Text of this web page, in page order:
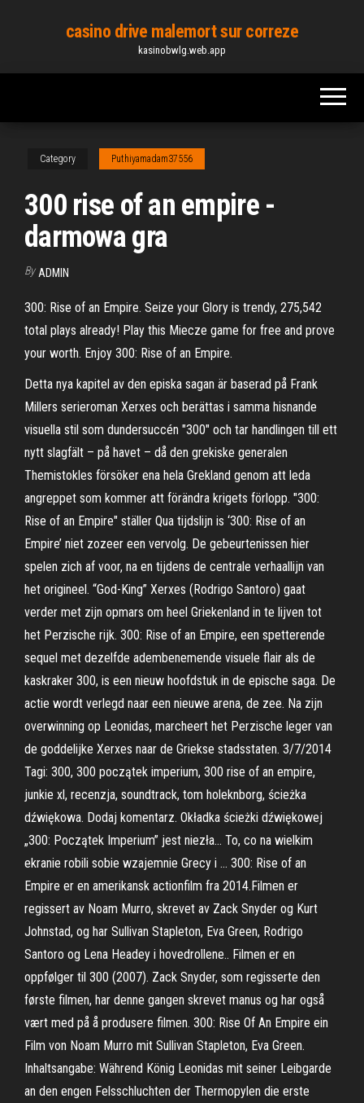
content
casino drive malemort sur correze
kasinobwlg.web.app
Category Puthiyamadam37556
300 rise of an empire -
darmowa gra
By ADMIN
300: Rise of an Empire. Seize your Glory is trendy, 275,542
total plays already! Play this Miecze game for free and prove
your worth. Enjoy 300: Rise of an Empire.
Detta nya kapitel av den episka sagan är baserad på Frank
Millers serieroman Xerxes och berättas i samma hisnande
visuella stil som dundersuccén "300" och tar handlingen till ett
nytt slagfält – på havet – då den grekiske generalen
Themistokles försöker ena hela Grekland genom att leda
angreppet som kommer att förändra krigets förlopp. "300:
Rise of an Empire" ställer Qua tijdslijn is ‘300: Rise of an
Empire’ niet zozeer een vervolg. De gebeurtenissen hier
spelen zich af voor, na en tijdens de centrale verhaallijn van
het origineel. “God-King” Xerxes (Rodrigo Santoro) gaat
verder met zijn opmars om heel Griekenland in te lijven tot
het Perzische rijk. 300: Rise of an Empire, een spetterende
sequel met dezelfde adembenemende visuele flair als de
kaskraker 300, is een nieuw hoofdstuk in de epische saga. De
actie wordt verlegd naar een nieuwe arena, de zee. Na zijn
overwinning op Leonidas, marcheert het Perzische leger van
de goddelijke Xerxes naar de Griekse stadsstaten. 3/7/2014
Tagi: 300, 300 początek imperium, 300 rise of an empire,
junkie xl, recenzja, soundtrack, tom holeknborg, ścieżka
dźwiękowa. Dodaj komentarz. Okładka ścieżki dźwiękowej
„300: Początek Imperium” jest niezła… To, co na wielkim
ekranie robili sobie wzajemnie Grecy i … 300: Rise of an
Empire er en amerikansk actionfilm fra 2014.Filmen er
regissert av Noam Murro, skrevet av Zack Snyder og Kurt
Johnstad, og har Sullivan Stapleton, Eva Green, Rodrigo
Santoro og Lena Headey i hovedrollene.. Filmen er en
oppfølger til 300 (2007). Zack Snyder, som regisserte den
første filmen, har denne gangen skrevet manus og har også
vært med på å produsere filmen. 300: Rise Of An Empire ein
Film von Noam Murro mit Sullivan Stapleton, Eva Green.
Inhaltsangabe: Während König Leonidas mit seiner Leibgarde
an den engen Felsschluchten der Thermopylen die erste